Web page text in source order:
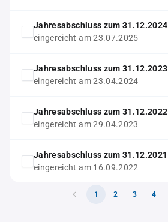
Jahresabschluss zum 31.12.2024
eingereicht am 23.07.2025
Jahresabschluss zum 31.12.2023
eingereicht am 23.04.2024
Jahresabschluss zum 31.12.2022
eingereicht am 29.04.2023
Jahresabschluss zum 31.12.2021
eingereicht am 16.09.2022
1 2 3 4